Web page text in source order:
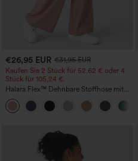
€26,95 EUR €31,95 EUR
Kaufen Sie 2 Stück für 52,62 € oder 4
Stück für 105,24 €.
Halara Flex™ Dehnbare Stoffhose mit
hohem Bund, Waffelmuster,
Seitentaschen und weitem Bein